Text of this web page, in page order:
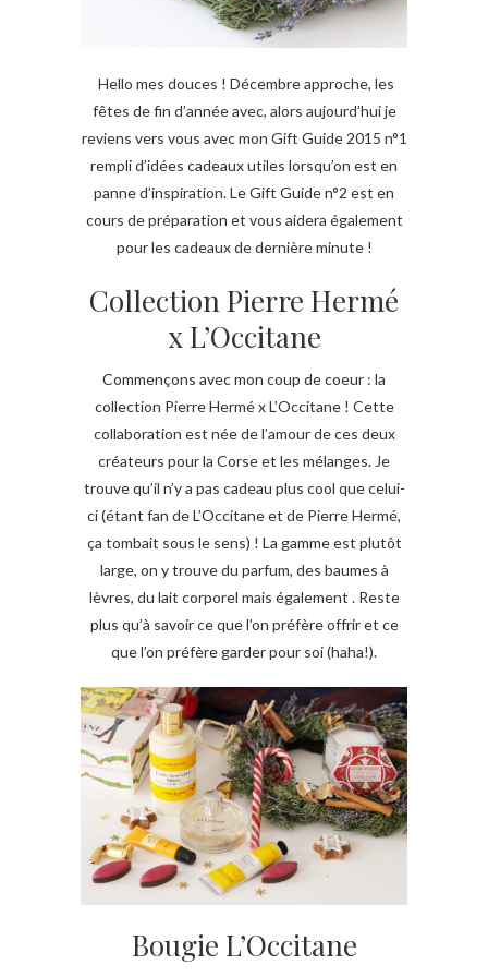
Hello mes douces ! Décembre approche, les
fêtes de fin d’année avec, alors aujourd’hui je
reviens vers vous avec mon Gift Guide 2015 n°1
rempli d’idées cadeaux utiles lorsqu’on est en
panne d’inspiration. Le Gift Guide n°2 est en
cours de préparation et vous aidera également
pour les cadeaux de dernière minute !
Collection Pierre Hermé
x L’Occitane
Commençons avec mon coup de coeur : la
collection Pierre Hermé x L’Occitane ! Cette
collaboration est née de l’amour de ces deux
créateurs pour la Corse et les mélanges. Je
trouve qu’il n’y a pas cadeau plus cool que celui-
ci (étant fan de L’Occitane et de Pierre Hermé,
ça tombait sous le sens) ! La gamme est plutôt
large, on y trouve du parfum, des baumes à
lèvres, du lait corporel mais également . Reste
plus qu’à savoir ce que l’on préfère offrir et ce
que l’on préfère garder pour soi (haha!).
Bougie L’Occitane